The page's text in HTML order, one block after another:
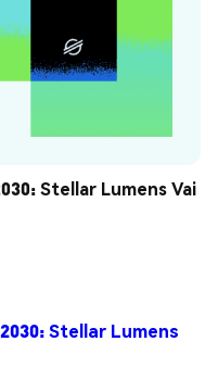
Stellar Lumens Vai
Stellar Lumens